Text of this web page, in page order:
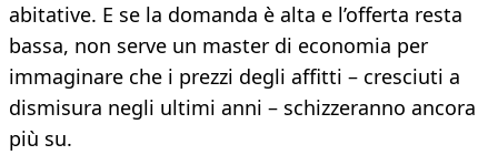
abitative. E se la domanda è alta e l’offerta resta
bassa, non serve un master di economia per
immaginare che i prezzi degli affitti – cresciuti a
dismisura negli ultimi anni – schizzeranno ancora
più su.